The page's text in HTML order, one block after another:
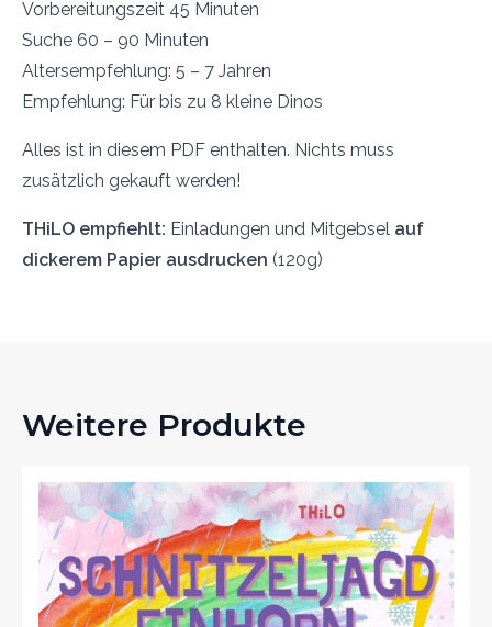
Vorbereitungszeit 45 Minuten
Suche 60 – 90 Minuten
Altersempfehlung: 5 – 7 Jahren
Empfehlung: Für bis zu 8 kleine Dinos
Alles ist in diesem PDF enthalten. Nichts muss
zusätzlich gekauft werden!
THiLO empfiehlt: Einladungen und Mitgebsel auf
dickerem Papier ausdrucken (120g)
Weitere Produkte